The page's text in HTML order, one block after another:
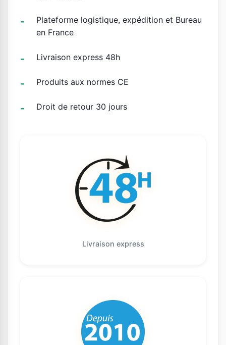
Plateforme logistique, expédition et Bureau
en France
Livraison express 48h
Produits aux normes CE
Droit de retour 30 jours
Livraison express